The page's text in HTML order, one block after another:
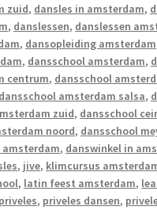
zuid, dansles in amsterdam,
, danslessen, danslessen
, dansopleiding amsterdam
, dansschool amsterdam,
centrum, dansschool
dansschool amsterdam salsa,
zuid, dansschool
noord, dansschool
, danswinkel in
, jive, klimcursus
, latin feest amsterdam,
priveles, priveles dansen,